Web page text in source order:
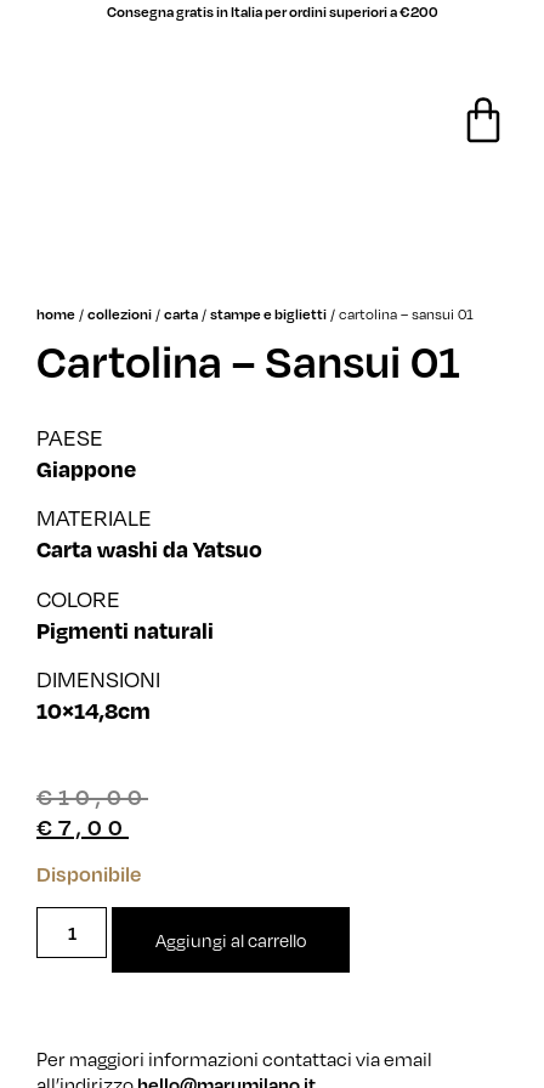
Consegna gratis in Italia per ordini superiori a €200
home / collezioni / carta / stampe e biglietti /cartolina – sansui 01
Cartolina – Sansui 01
PAESE
Giappone
MATERIALE
Carta washi da Yatsuo
COLORE
Pigmenti naturali
DIMENSIONI
10×14,8cm
€10,00
€ 7,00
Disponibile
Aggiungi al carrello
Per maggiori informazioni contattaci via email